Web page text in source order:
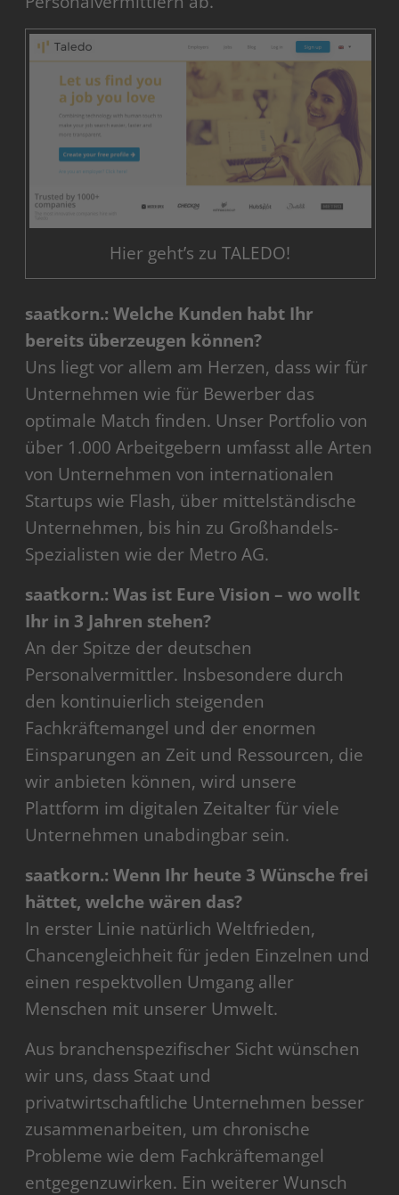
Hier geht’s zu TALEDO!
saatkorn.: Welche Kunden habt Ihr
bereits überzeugen können?
Uns liegt vor allem am Herzen, dass wir für
Unternehmen wie für Bewerber das
optimale Match finden. Unser Portfolio von
über 1.000 Arbeitgebern umfasst alle Arten
von Unternehmen von internationalen
Startups wie Flash, über mittelständische
Unternehmen, bis hin zu Großhandels-
Spezialisten wie der Metro AG.
saatkorn.: Was ist Eure Vision – wo wollt
Ihr in 3 Jahren stehen?
An der Spitze der deutschen
Personalvermittler. Insbesondere durch
den kontinuierlich steigenden
Fachkräftemangel und der enormen
Einsparungen an Zeit und Ressourcen, die
wir anbieten können, wird unsere
Plattform im digitalen Zeitalter für viele
Unternehmen unabdingbar sein.
saatkorn.: Wenn Ihr heute 3 Wünsche frei
hättet, welche wären das?
In erster Linie natürlich Weltfrieden,
Chancengleichheit für jeden Einzelnen und
einen respektvollen Umgang aller
Menschen mit unserer Umwelt.
Aus branchenspezifischer Sicht wünschen
wir uns, dass Staat und
privatwirtschaftliche Unternehmen besser
zusammenarbeiten, um chronische
Probleme wie dem Fachkräftemangel
entgegenzuwirken. Ein weiterer Wunsch